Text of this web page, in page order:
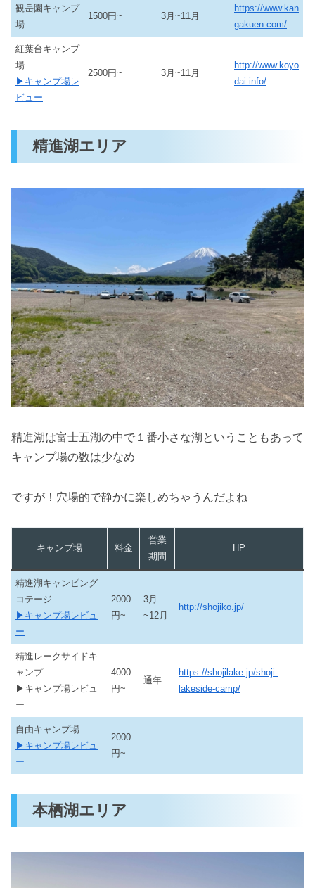
観岳園キャンプ
場
1500円~ 3月~11月
https://www.kan
gakuen.com/
紅葉台キャンプ
場
▶キャンプ場レ
ビュー
2500円~ 3月~11月
http://www.koyo
dai.info/
精進湖エリア
精進湖は富士五湖の中で１番小さな湖ということもあって
キャンプ場の数は少なめ
ですが！穴場的で静かに楽しめちゃうんだよね
キャンプ場 料金
営業
期間
HP
精進湖キャンピング
コテージ
▶キャンプ場レビュ
ー
2000
円~
3月
~12月
http://shojiko.jp/
精進レークサイドキ
ャンプ
▶キャンプ場レビュ
ー
4000
円~
通年
https://shojilake.jp/shoji-
lakeside-camp/
自由キャンプ場
▶キャンプ場レビュ
ー
2000
円~
本栖湖エリア